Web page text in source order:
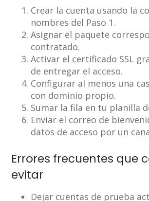
Crear la cuenta usando la
nombres del Paso 1.
Asignar el paquete
contratado.
Activar el certificado SSL
de entregar el acceso.
Configurar al menos una
con dominio propio.
Sumar la fila en tu planilla
Enviar el correo de
datos de acceso por un
Errores frecuentes que
evitar
Dejar cuentas de prueba